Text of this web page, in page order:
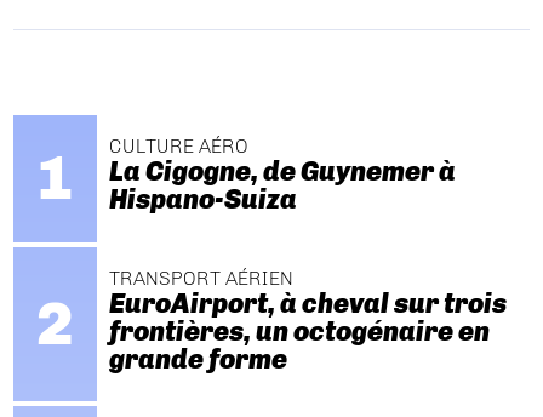
CULTURE AÉRO
La Cigogne, de Guynemer à
Hispano-Suiza
TRANSPORT AÉRIEN
EuroAirport, à cheval sur trois
frontières, un octogénaire en
grande forme